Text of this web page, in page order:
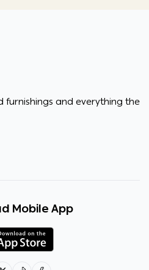
and everything the
Mobile App